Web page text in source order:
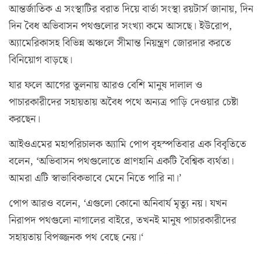
আন্তর্জাতিক এ সংস্থাটির বরাত দিয়ে বার্তা সংস্থা রয়টার্স জানায়, দিন
দিন বৈধ অভিবাসন পথগুলোর সংখ্যা কমে আসছে। ইউরোপ,
অ্যামেরিকাসহ বিভিন্ন অঞ্চলে সীমান্ত নিয়ন্ত্রণ জোরদার করতে
বিনিয়োগ বাড়ছে।
যার ফলে আগের তুলনায় আরও বেশি মানুষ দালাল ও
পাচারকারীদের সহায়তায় অবৈধ পথে অন্যত্র পাড়ি দেওয়ার চেষ্টা
করছেন।
আইওএমের মহাপরিচালক অ্যামি পোপ বৃহস্পতিবার এক বিবৃতিতে
বলেন, ‘অভিবাসন পথগুলোতে প্রাণহানি একটি বৈশ্বিক ব্যর্থতা।
আমরা এটি স্বাভাবিকভাবে মেনে নিতে পারি না।’
পোপ আরও বলেন, ‘এগুলো কোনো অনিবার্য মৃত্যু নয়। যখন
নিরাপদ পথগুলো নাগালের বাইরে, তখনই মানুষ পাচারকারীদের
সহায়তায় বিপজ্জনক পথ বেছে নেয়।‘